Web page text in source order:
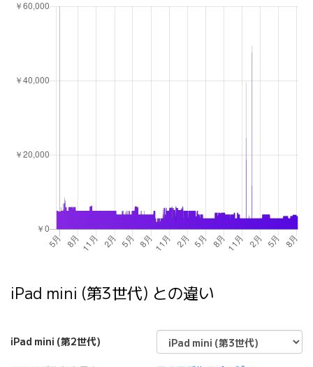
iPad mini (第3世代) との違い
iPad mini (第2世代)